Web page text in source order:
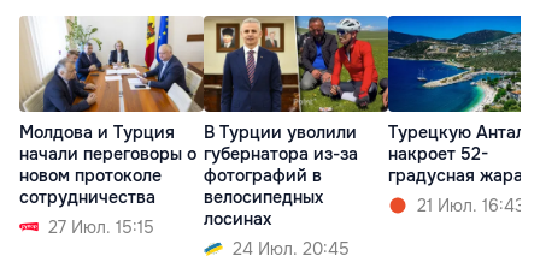
Молдова и Турция
начали переговоры о
новом протоколе
сотрудничества
27 Июл. 15:15
В Турции уволили
губернатора из-за
фотографий в
велосипедных
лосинах
24 Июл. 20:45
Турецкую
накроет 52-
градусная жара
21 Июл. 16:43